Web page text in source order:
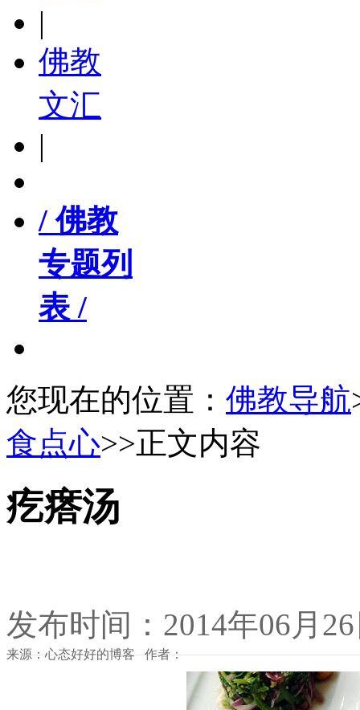
|
佛教
文汇
|
/ 佛教
专题列
表 /
您现在的位置： 佛教导航
食点心>>正文内容
疙瘩汤
发布时间：2014年06月
来源：心态好好的博客 作者：